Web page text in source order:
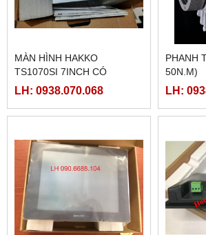
MÀN HÌNH HAKKO
TS1070SI 7INCH CÓ
ETHERNET
LH: 0938.070.068
PHANH
50N.M)
LH: